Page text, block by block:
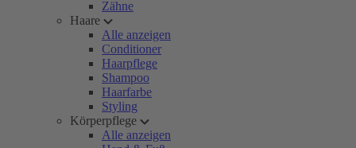
Zähne
Haare
Alle anzeigen
Conditioner
Haarpflege
Shampoo
Haarfarbe
Styling
Körperpflege
Alle anzeigen